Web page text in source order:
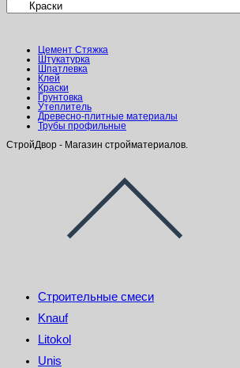
Цемент Стяжка
Штукатурка
Шпатлевка
Клей
Краски
Грунтовка
Утеплитель
Древесно-плитные материалы
Трубы профильные
СтройДвор - Магазин стройматериалов.
Строительные смеси
Knauf
Litokol
Unis